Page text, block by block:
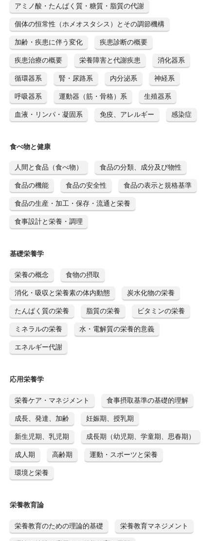
アミノ酸・たんぱく質・糖質・脂質の代謝
個体の恒常性（ホメオスタシス）とその調節機構
加齢・疾患に伴う変化 疾患診断の概要
疾患治療の概要 栄養障害と代謝疾患 消化器系
循環器系 腎・尿路系 内分泌系 神経系
呼吸器系 運動器（筋・骨格）系 生殖器系
血液・リンパ・凝固系 免疫、アレルギー 感染症
食べ物と健康
人間と食品（食べ物） 食品の分類、成分及び物性
食品の機能 食品の安全性 食品の表示と規格基準
食品の生産・加工・保存・流通と栄養
食事設計と栄養・調理
基礎栄養学
栄養の概念 食物の摂取
消化・吸収と栄養素の体内動態 炭水化物の栄養
たんぱく質の栄養 脂質の栄養 ビタミンの栄養
ミネラルの栄養 水・電解質の栄養的意義
エネルギー代謝
応用栄養学
栄養ケア・マネジメント 食事摂取基準の基礎的理解
成長、発達、加齢 妊娠期、授乳期
新生児期、乳児期 成長期（幼児期、学童期、思春期）
成人期 高齢期 運動・スポーツと栄養
環境と栄養
栄養教育論
栄養教育のための理論的基礎 栄養教育マネジメント